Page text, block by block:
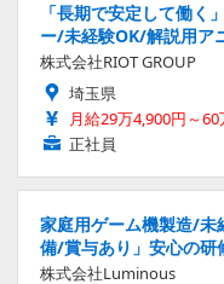
「長期で安定して働く
ー/未経験OK/解説用ア
株式会社RIOT GROUP
埼玉県
月給29万4,900円～60
正社員
家庭用ゲーム機製造/
備/賞与あり」安心の研
株式会社Luminous